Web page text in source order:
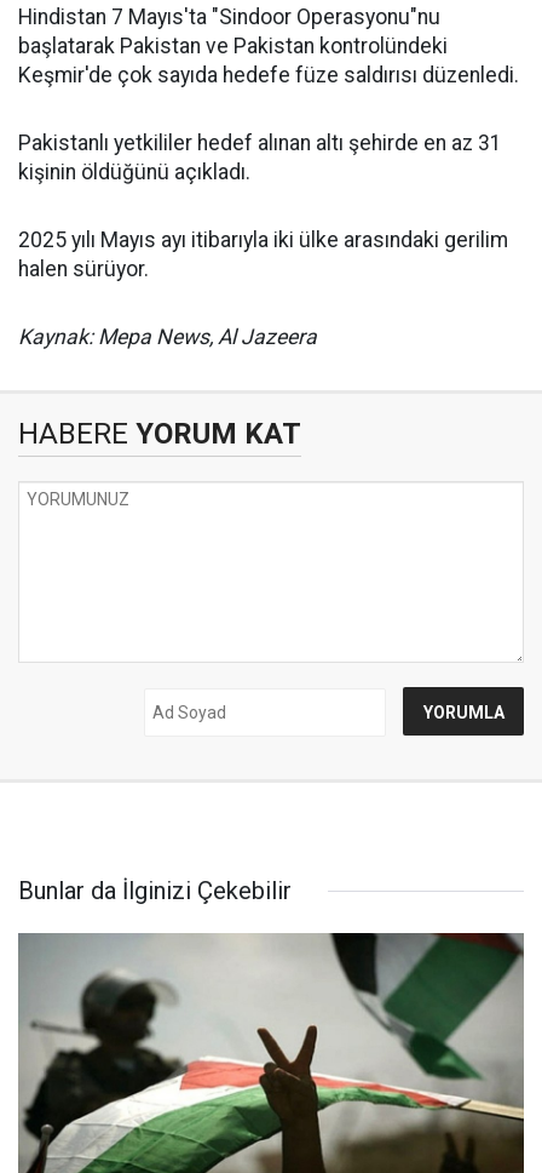
Hindistan 7 Mayıs'ta "Sindoor Operasyonu"nu
başlatarak Pakistan ve Pakistan kontrolündeki
Keşmir'de çok sayıda hedefe füze saldırısı düzenledi.
Pakistanlı yetkililer hedef alınan altı şehirde en az 31
kişinin öldüğünü açıkladı.
2025 yılı Mayıs ayı itibarıyla iki ülke arasındaki gerilim
halen sürüyor.
Kaynak: Mepa News, Al Jazeera
HABERE YORUM KAT
Bunlar da İlginizi Çekebilir